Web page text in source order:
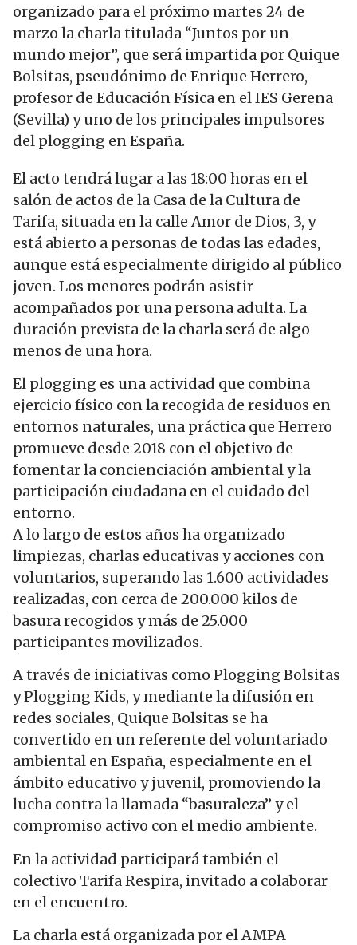
organizado para el próximo martes 24 de
marzo la charla titulada “Juntos por un
mundo mejor”, que será impartida por Quique
Bolsitas, pseudónimo de Enrique Herrero,
profesor de Educación Física en el IES Gerena
(Sevilla) y uno de los principales impulsores
del plogging en España.
El acto tendrá lugar a las 18:00 horas en el
salón de actos de la Casa de la Cultura de
Tarifa, situada en la calle Amor de Dios, 3, y
está abierto a personas de todas las edades,
aunque está especialmente dirigido al público
joven. Los menores podrán asistir
acompañados por una persona adulta. La
duración prevista de la charla será de algo
menos de una hora.
El plogging es una actividad que combina
ejercicio físico con la recogida de residuos en
entornos naturales, una práctica que Herrero
promueve desde 2018 con el objetivo de
fomentar la concienciación ambiental y la
participación ciudadana en el cuidado del
entorno.
A lo largo de estos años ha organizado
limpiezas, charlas educativas y acciones con
voluntarios, superando las 1.600 actividades
realizadas, con cerca de 200.000 kilos de
basura recogidos y más de 25.000
participantes movilizados.
A través de iniciativas como Plogging Bolsitas
y Plogging Kids, y mediante la difusión en
redes sociales, Quique Bolsitas se ha
convertido en un referente del voluntariado
ambiental en España, especialmente en el
ámbito educativo y juvenil, promoviendo la
lucha contra la llamada “basuraleza” y el
compromiso activo con el medio ambiente.
En la actividad participará también el
colectivo Tarifa Respira, invitado a colaborar
en el encuentro.
La charla está organizada por el AMPA